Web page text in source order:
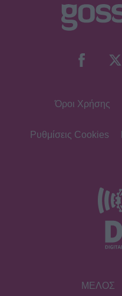
Όροι Χρήσης
Ρυθμίσεις Cookies
ΜΕΛΟΣ